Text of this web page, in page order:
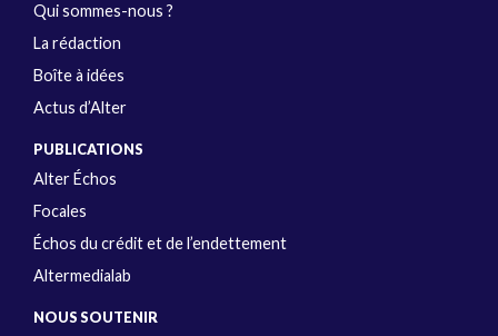
Qui sommes-nous ?
La rédaction
Boîte à idées
Actus d’Alter
PUBLICATIONS
Alter Échos
Focales
Échos du crédit et de l’endettement
Altermedialab
NOUS SOUTENIR